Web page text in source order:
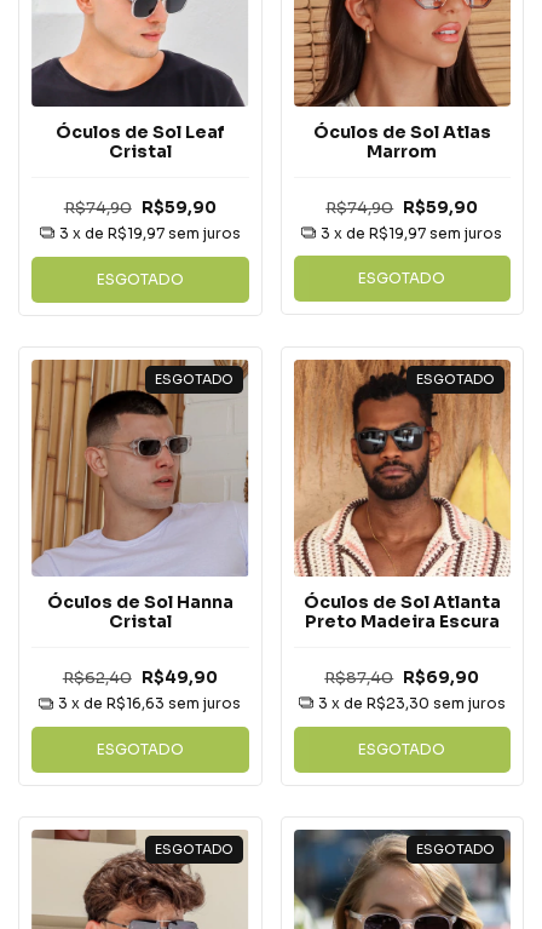
Óculos de Sol Leaf
Cristal
R$74,90 R$59,90
3 x de R$19,97 sem juros
ESGOTADO
Óculos de Sol Atlas
Marrom
R$74,90 R$59,90
3 x deR$19,97 sem juros
ESGOTADO
ESGOTADO
Óculos de Sol Hanna
Cristal
R$62,40 R$49,90
3 x deR$16,63 sem juros
ESGOTADO
ESGOTADO
Óculos de Sol Atlanta
Preto Madeira Escura
R$87,40 R$69,90
3 x de R$23,30 sem juros
ESGOTADO
ESGOTADO ESGOTADO